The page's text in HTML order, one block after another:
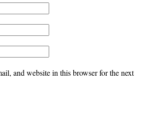
and website in this browser for the next